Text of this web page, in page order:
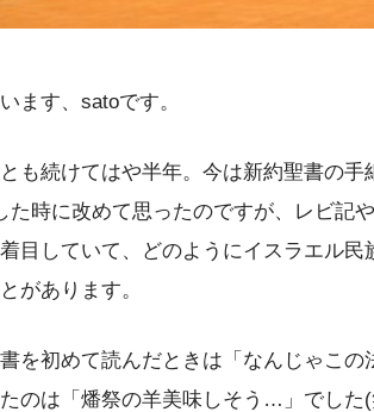
ます、satoです。
も続けてはや半年。今は新約聖書の手
た時に改めて思ったのですが、レビ記
目していて、どのようにイスラエル
があります。
を初めて読んだときは「なんじゃこ
のは「燔祭の羊美味しそう…」でし